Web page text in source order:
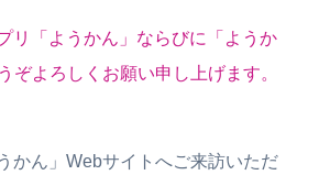
リ「ようかん」ならびに「ようか
ぞよろしくお願い申し上げます。
かん」Webサイトへご来訪いただ